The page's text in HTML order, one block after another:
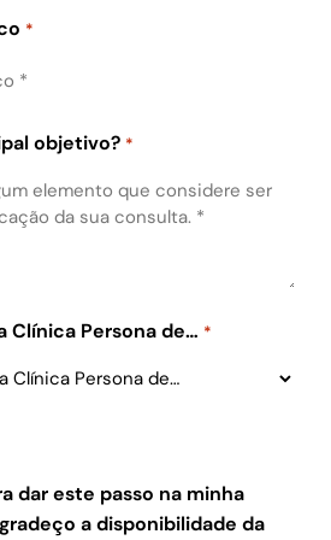
*
objetivo? *
Clínica Persona de… *
dar este passo na minha
a disponibilidade da